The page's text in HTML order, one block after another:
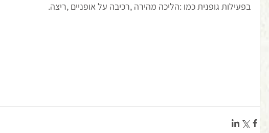
בפעילות גופנית כמו :הליכה מהירה ,רכיבה על אופניים ,ריצה.